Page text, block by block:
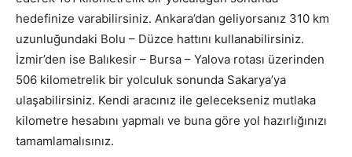
hedefinize varabilirsiniz. Ankara’dan geliyorsanız 310 km
uzunluğundaki Bolu – Düzce hattını kullanabilirsiniz.
İzmir’den ise Balıkesir – Bursa – Yalova rotası üzerinden
506 kilometrelik bir yolculuk sonunda Sakarya’ya
ulaşabilirsiniz. Kendi aracınız ile gelecekseniz mutlaka
kilometre hesabını yapmalı ve buna göre yol hazırlığınızı
tamamlamalısınız.